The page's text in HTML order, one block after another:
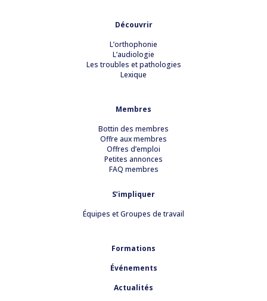
Découvrir
L’orthophonie
L’audiologie
Les troubles et pathologies
Lexique
Membres
Bottin des membres
Offre aux membres
Offres d’emploi
Petites annonces
FAQ membres
S’impliquer
Équipes et Groupes de travail
Formations
Événements
Actualités